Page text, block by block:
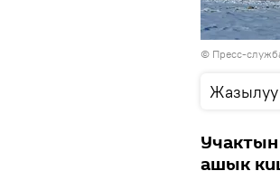
© Пресс-
Жазылуу
ашык